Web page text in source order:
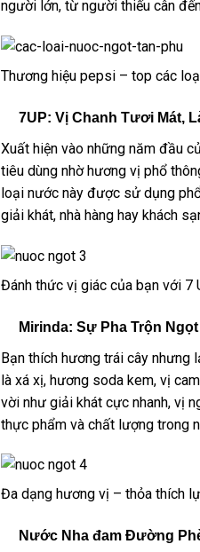
người lớn, từ người thiếu cân
Thương hiệu pepsi – top các
7UP: Vị Chanh Tươi Mát,
Xuất hiện vào những năm đầu
tiêu dùng nhờ hương vị phổ
loại nước này được sử dụng
giải khát, nhà hàng hay khách
Đánh thức vị giác của bạn với 7
Mirinda: Sự Pha Trộn
Bạn thích hương trái cây nhưng
là xá xị, hương soda kem, vị
vời như giải khát cực nhanh, vị
thực phẩm và chất lượng trong
Đa dạng hương vị – thỏa thích
Nước Nha đam Đường